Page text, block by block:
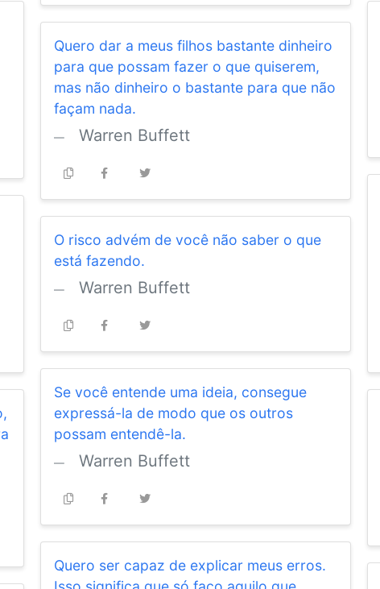
Quero dar a meus filhos bastante dinheiro
para que possam fazer o que quiserem,
mas não dinheiro o bastante para que não
façam nada.
Warren Buffett
O risco advém de você não saber o que
está fazendo.
Warren Buffett
Se você entende uma ideia, consegue
expressá-la de modo que os outros
possam entendê-la.
Warren Buffett
Quero ser capaz de explicar meus erros.